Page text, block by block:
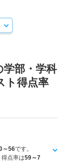
学部・学科
ト得点率
～56です。
点率は59～7